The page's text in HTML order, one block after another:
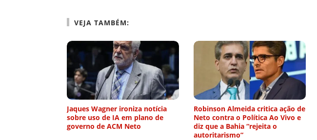
VEJA TAMBÉM:
Jaques Wagner ironiza notícia
sobre uso de IA em plano de
governo de ACM Neto
Robinson Almeida critica ação de
Neto contra o Política Ao Vivo e
diz que a Bahia “rejeita o
autoritarismo”